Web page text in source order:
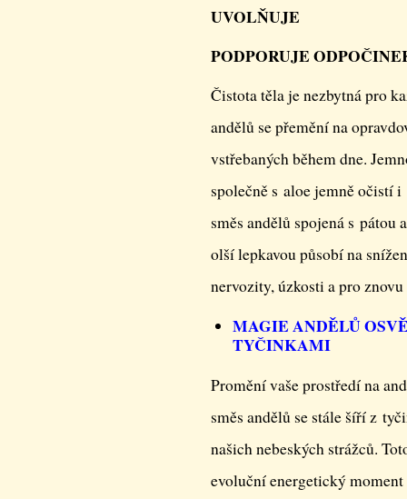
UVOLŇUJE
PODPORUJE
Čistota těla je nezbytná pro
andělů se přemění na
vstřebaných během dne.
společně s aloe jemně očistí
směs andělů spojená s pátou
olší lepkavou působí na
nervozity, úzkosti a pro
MAGIE ANDĚLŮ
TYČINKAMI
Promění vaše prostředí na
směs andělů se stále šíří z
našich nebeských strážců.
evoluční energetický